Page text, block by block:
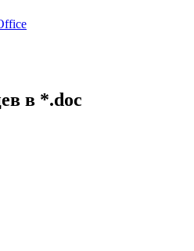
в *.doc